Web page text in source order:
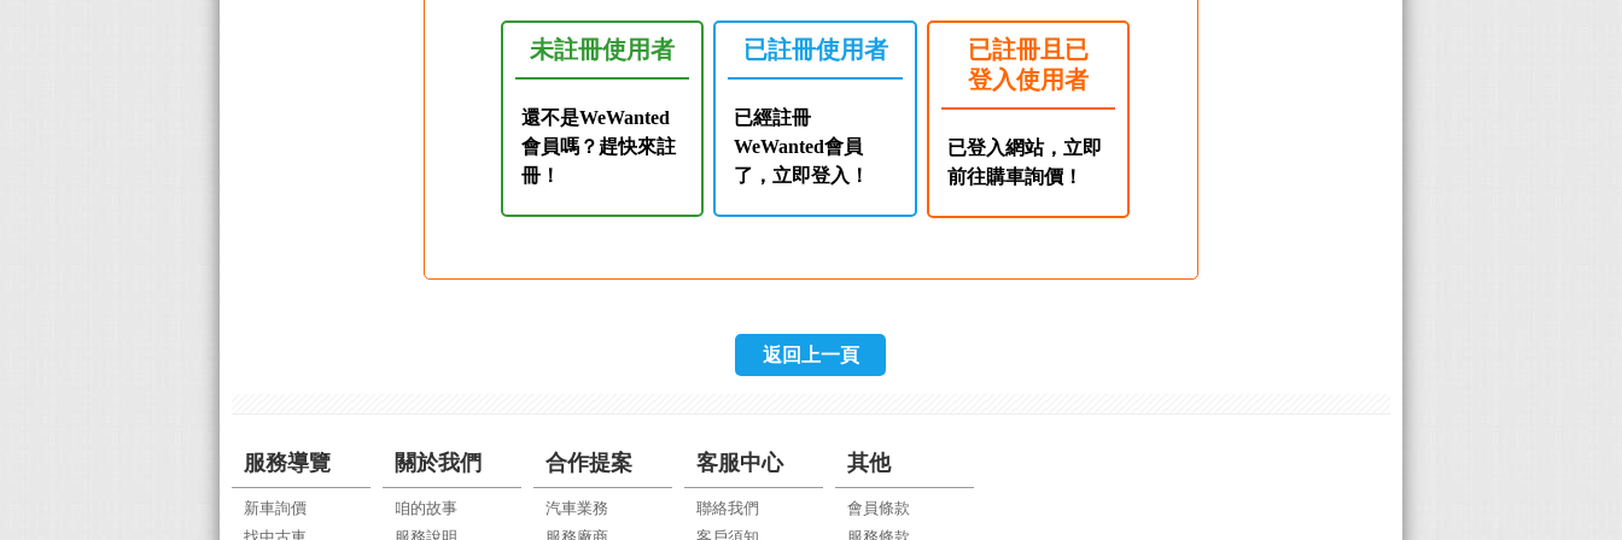
未註冊使用者
還不是WeWanted
會員嗎？趕快來註
冊！
已註冊使用者
已經註冊
WeWanted會員
了，立即登入！
已註冊且已
登入使用者
已登入網站，立即
前往購車詢價！
返回上一頁
服務導覽
新車詢價
關於我們
咱的故事
合作提案
汽車業務
客服中心
聯絡我們
其他
會員條款